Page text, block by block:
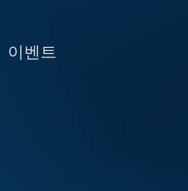
이벤트